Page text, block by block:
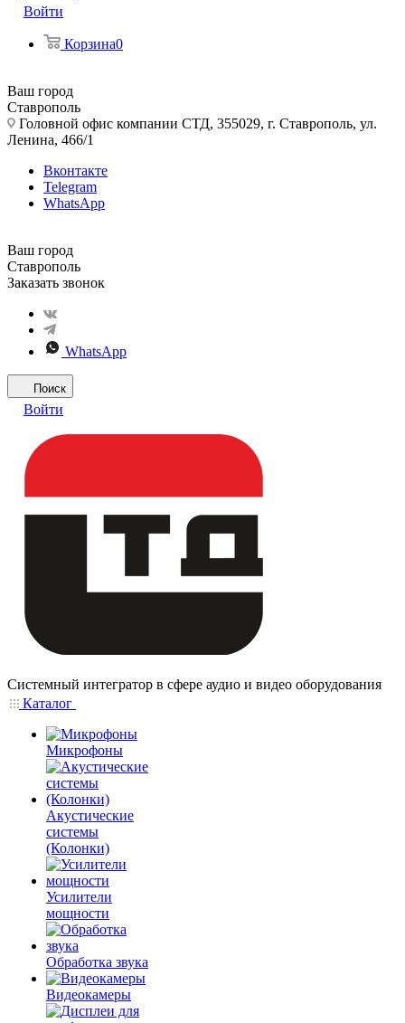
Войти
Корзина0
Ваш город
Ставрополь
Головной офис компании СТД, 355029, г. Ставрополь, ул.
Ленина, 466/1
Вконтакте
Telegram
WhatsApp
Ваш город
Ставрополь
Заказать звонок
WhatsApp
Поиск
Войти
Системный интегратор в сфере аудио и видео оборудования
Каталог
Микрофоны
Акустические
системы
(Колонки)
Усилители
мощности
Обработка звука
Видеокамеры